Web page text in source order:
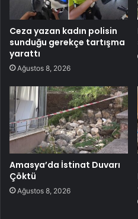
Ceza yazan kadın polisin
sunduğu gerekçe tartışma
yarattı
Ağustos 8, 2026
Amasya’da İstinat Duvarı
Çöktü
Ağustos 8, 2026